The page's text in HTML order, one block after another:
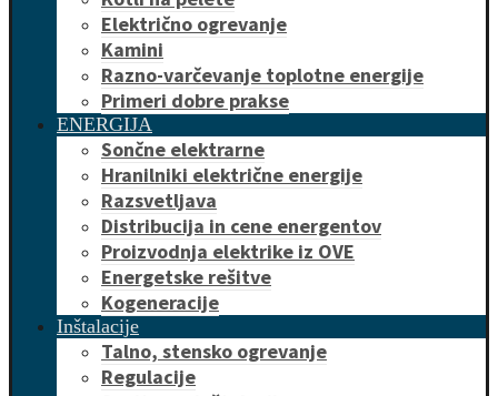
Električno ogrevanje
Kamini
Razno-varčevanje toplotne energije
Primeri dobre prakse
ENERGIJA
Sončne elektrarne
Hranilniki električne energije
Razsvetljava
Distribucija in cene energentov
Proizvodnja elektrike iz OVE
Energetske rešitve
Kogeneracije
Inštalacije
Talno, stensko ogrevanje
Regulacije